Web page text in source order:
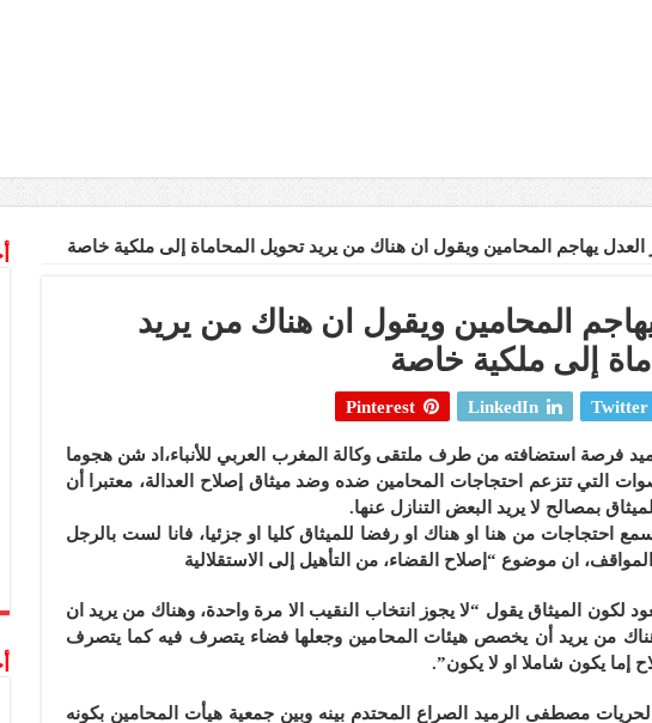
العدل يهاجم المحامين ويقول ان هناك من يريد تحويل المحاماة إلى ملكية خاصة
المحامين ويقول ان هناك من يريد
إلى ملكية خاصة
Twitter
LinkedIn
Pinterest
فرصة استضافته من طرف ملتقى وكالة المغرب العربي للأنباء،اد شن هجوما
التي تتزعم احتجاجات المحامين ضده وضد ميثاق إصلاح العدالة، معتبرا أن
بمصالح لا يريد البعض التنازل عنها.
احتجاجات من هنا او هناك او رفضا للميثاق كليا او جزئيا، فانا لست بالرجل
ان موضوع “إصلاح القضاء، من التأهيل إلى الاستقلالية
لكون الميثاق يقول “لا يجوز انتخاب النقيب الا مرة واحدة، وهناك من يريد ان
من يريد أن يخصص هيئات المحامين وجعلها فضاء يتصرف فيه كما يتصرف
إما يكون شاملا او لا يكون”.
مصطفى الرميد الصراع المحتدم بينه وبين جمعية هيأت المحامين بكونه